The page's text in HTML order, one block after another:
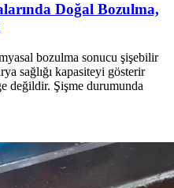
Doğal Bozulma,
bozulma sonucu şişebilir
sağlığı kapasiteyi gösterir
değildir. Şişme durumunda